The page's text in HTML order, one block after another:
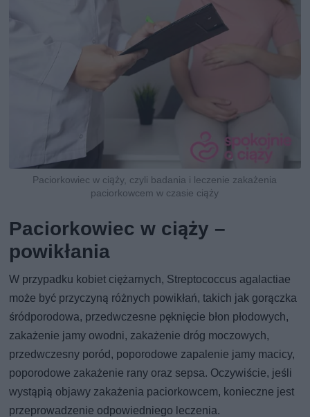
Paciorkowiec w ciąży, czyli badania i leczenie zakażenia
paciorkowcem w czasie ciąży
Paciorkowiec w ciąży –
powikłania
W przypadku kobiet ciężarnych, Streptococcus agalactiae
może być przyczyną różnych powikłań, takich jak gorączka
śródporodowa, przedwczesne pęknięcie błon płodowych,
zakażenie jamy owodni, zakażenie dróg moczowych,
przedwczesny poród, poporodowe zapalenie jamy macicy,
poporodowe zakażenie rany oraz sepsa. Oczywiście, jeśli
wystąpią objawy zakażenia paciorkowcem, konieczne jest
przeprowadzenie odpowiedniego leczenia.